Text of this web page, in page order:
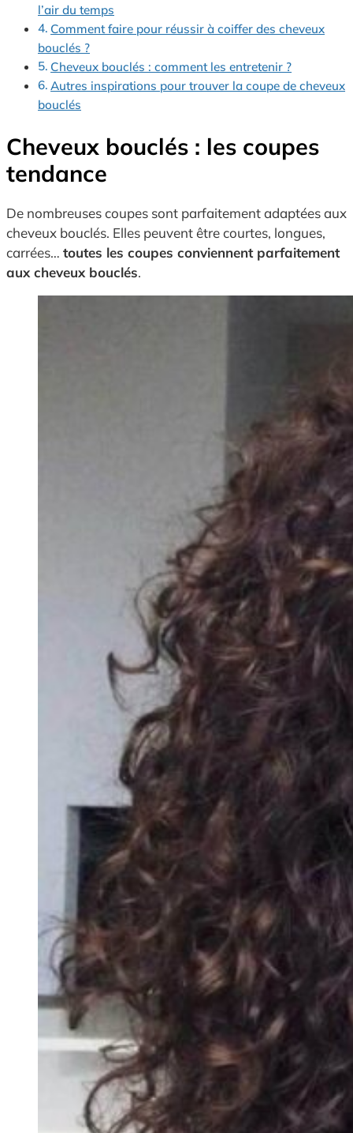
l’air du temps
Comment faire pour réussir à coiffer des cheveux
bouclés ?
Cheveux bouclés : comment les entretenir ?
Autres inspirations pour trouver la coupe de cheveux
bouclés
Cheveux bouclés : les coupes
tendance
De nombreuses coupes sont parfaitement adaptées aux
cheveux bouclés. Elles peuvent être courtes, longues,
carrées… toutes les coupes conviennent parfaitement
aux cheveux bouclés.